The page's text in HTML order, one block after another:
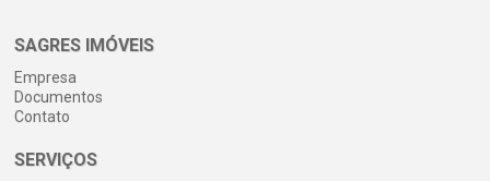
SAGRES IMÓVEIS
Empresa
Documentos
Contato
SERVIÇOS